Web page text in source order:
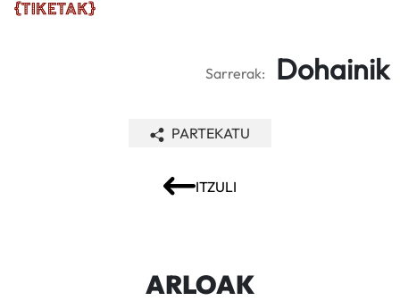
Sarrerak: Dohainik
ITZULI
PARTEKATU
ARLOAK